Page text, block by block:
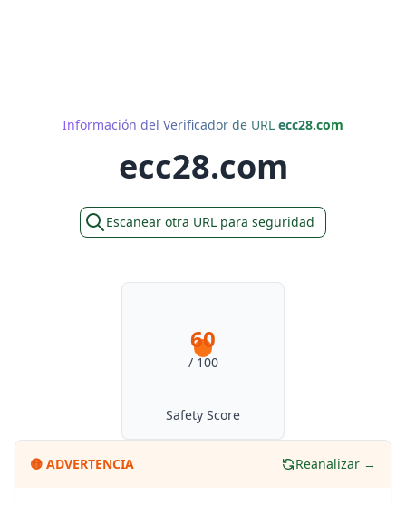
Información del Verificador de URL ecc28.com
ecc28.com
Escanear otra URL para seguridad
60
/ 100
Safety Score
🟡 ADVERTENCIA Reanalizar →